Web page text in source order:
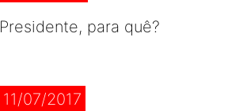
Presidente, para quê?
11/07/2017